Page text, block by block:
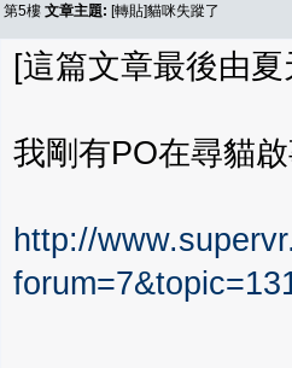
第5樓 文章主題: [轉貼]貓咪失蹤了
[這篇文章最後由
我剛有PO在尋貓
http://